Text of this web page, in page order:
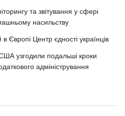
та звітування у сфері
насильству
Європі Центр єдності українців
узгодили подальші кроки
адміністрування